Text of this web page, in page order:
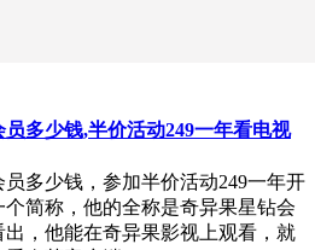
多少钱,半价活动249一年看电视
多少钱，参加半价活动249一年开
简称，他的全称是奇异果星钻会
出，他能在奇异果影视上观看，就